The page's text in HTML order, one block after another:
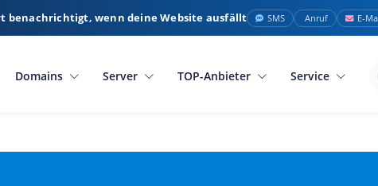
benachrichtigt, wenn deine Website ausfällt SMS Anruf E-
Domains Server TOP-Anbieter Service